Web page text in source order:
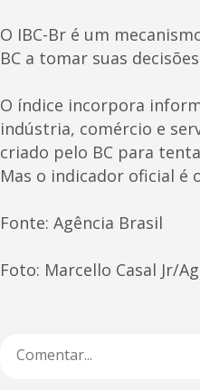
O IBC-Br é um
BC a tomar suas
O índice incorpora
indústria, comércio e
criado pelo BC para
Mas o indicador oficial é
Fonte: Agência Brasil
Foto: Marcello Casal Jr/